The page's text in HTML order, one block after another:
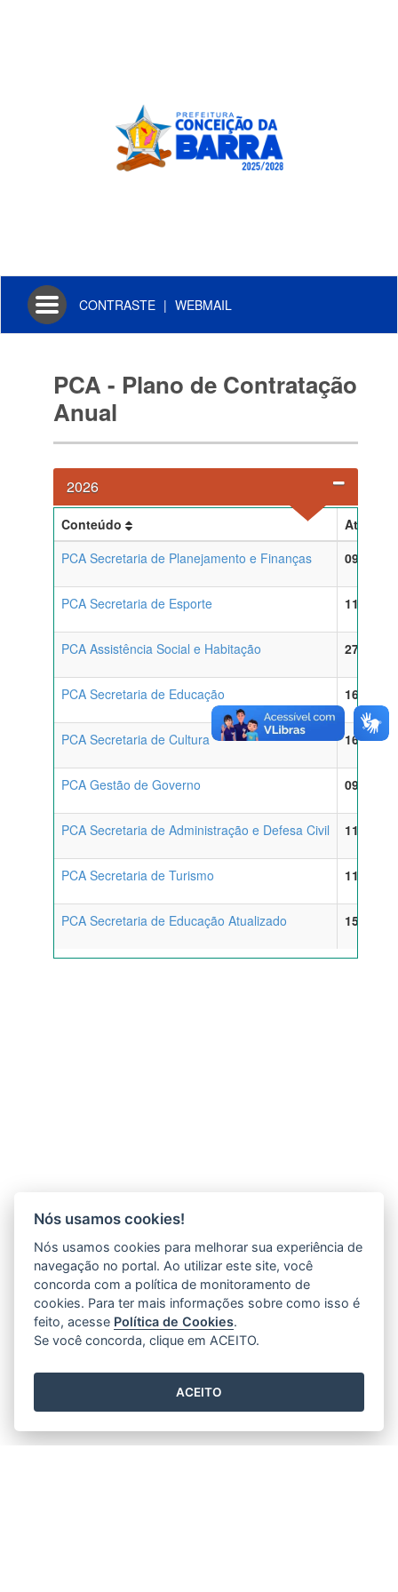
Toggle
navigation
CONTRASTE | WEBMAIL
PCA - Plano de Contratação
Anual
2026
Conteúdo
PCA Secretaria de Planejamento e Finanças
09/03/
PCA Secretaria de Esporte 11/03/
PCA Assistência Social e Habitação 27/03/
PCA Secretaria de Educação 16/04/
PCA Secretaria de Cultura 16/04/
PCA Gestão de Governo 09/06/
PCA Secretaria de Administração e Defesa Civil 11/06/
PCA Secretaria de Turismo 11/06/
PCA Secretaria de Educação Atualizado 15/06/
Nós usamos cookies!
Nós usamos cookies para melhorar sua experiência de
navegação no portal. Ao utilizar este site, você
concorda com a política de monitoramento de
cookies. Para ter mais informações sobre como isso é
feito, acesse Política de Cookies.
Se você concorda, clique em ACEITO.
ACEITO